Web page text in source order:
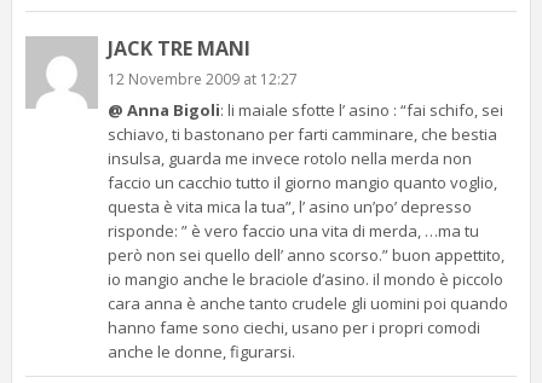
JACK TRE MANI
12 Novembre 2009 at 12:27
@ Anna Bigoli: li maiale sfotte l’ asino : “fai schifo, sei
schiavo, ti bastonano per farti camminare, che bestia
insulsa, guarda me invece rotolo nella merda non
faccio un cacchio tutto il giorno mangio quanto voglio,
questa è vita mica la tua”, l’ asino un’po’ depresso
risponde: ” è vero faccio una vita di merda, …ma tu
però non sei quello dell’ anno scorso.” buon appettito,
io mangio anche le braciole d’asino. il mondo è piccolo
cara anna è anche tanto crudele gli uomini poi quando
hanno fame sono ciechi, usano per i propri comodi
anche le donne, figurarsi.